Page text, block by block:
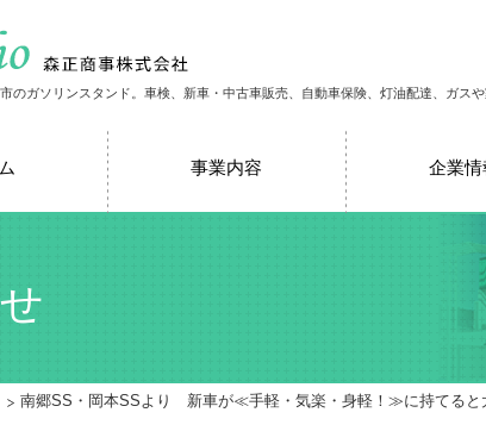
のガソリンスタンド。車検、新車・中古車販売、自動車保険、灯油配達、ガス
事業内容 企業情
南郷SS・岡本SSより 新車が≪手軽・気楽・身軽！≫に持てると